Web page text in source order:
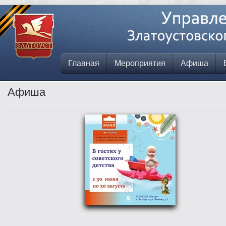
Главная Мероприятия Афиша
Афиша